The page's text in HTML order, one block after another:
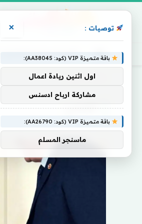
أخبار السينما،
Home
» أطلسي
أطلسي
توصيات : ×
باقة متميزة VIP (كود: AA38045):
اول اثنين ريادة اعمال
مشاركة ارباح ادسنس
باقة متميزة VIP (كود: AA26790):
ماسنجر المسلم